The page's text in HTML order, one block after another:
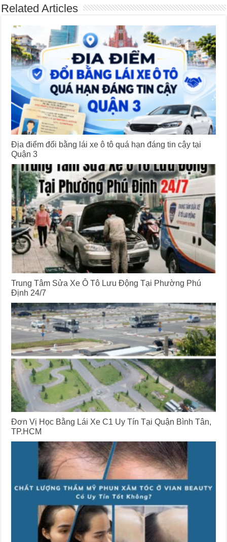
Related Articles
Địa điểm đổi bằng lái xe ô tô quá hạn đáng tin cậy tại
Quận 3
Trung Tâm Sửa Xe Ô Tô Lưu Động Tại Phường Phú
Định 24/7
Đơn Vị Học Bằng Lái Xe C1 Uy Tín Tại Quận Bình Tân,
TP.HCM